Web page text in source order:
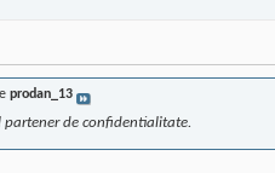
prodan_13
de confidentialitate.